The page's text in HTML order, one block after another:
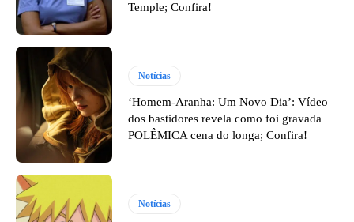
Temple; Confira!
Notícias
‘Homem-Aranha: Um Novo Dia’: Vídeo
dos bastidores revela como foi gravada
POLÊMICA cena do longa; Confira!
Notícias